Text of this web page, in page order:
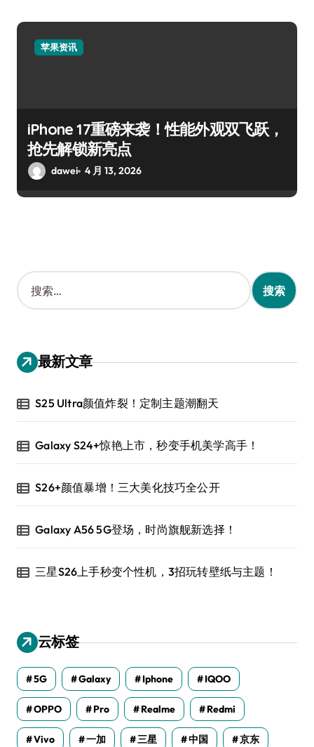
苹果资讯
iPhone 17重磅来袭！性能外观双飞跃，
抢先解锁新亮点
dawei 4 月 13, 2026
搜
索
：
最新文章
S25 Ultra颜值炸裂！定制主题潮翻天
Galaxy S24+惊艳上市，秒变手机美学高手！
S26+颜值暴增！三大美化技巧全公开
Galaxy A56 5G登场，时尚旗舰新选择！
三星S26上手秒变个性机，3招玩转壁纸与主题！
云标签
5G Galaxy Iphone IQOO
OPPO Pro Realme Redmi
Vivo 一加 三星 中国 京东